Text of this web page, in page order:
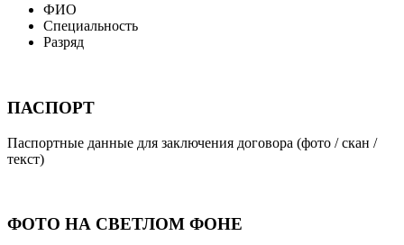
ФИО
Специальность
Разряд
ПАСПОРТ
Паспортные данные для заключения договора (фото / скан /
текст)
ФОТО НА СВЕТЛОМ ФОНЕ